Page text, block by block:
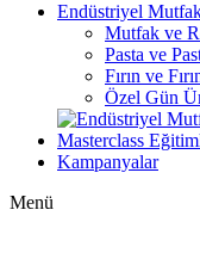
Endüstriyel
Mutfak ve
Pasta ve
Fırın ve
Özel Gün
Masterclass
Kampanyalar
Menü